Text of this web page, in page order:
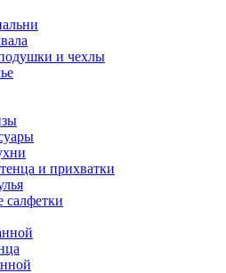
и чехлы
и прихватки
салфетки